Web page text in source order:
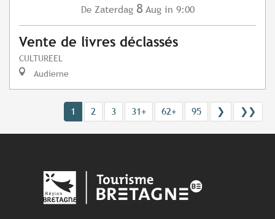
De Zaterdag 8 Aug in 9:00
Vente de livres déclassés
CULTUREEL
Audierne
1 2 3 31+ 62+ 95 ❯ ❯❯